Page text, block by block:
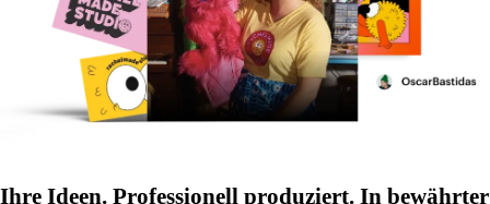
Ihre Ideen. Professionell produziert. In bewährter